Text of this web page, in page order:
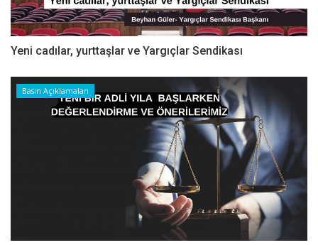
Yeni cadılar, yurttaşlar ve Yargıçlar Sendikası
Basın Açıklamaları